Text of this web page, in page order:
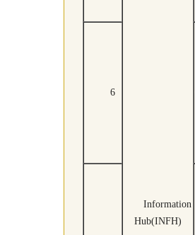
Information
Hub(INFH)
6